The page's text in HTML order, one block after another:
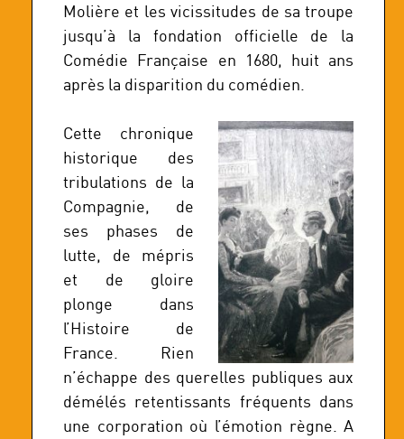
Molière et les vicissitudes de sa troupe
jusqu’à la fondation officielle de la
Comédie Française en 1680, huit ans
après la disparition du comédien.
Cette chronique
historique des
tribulations de la
Compagnie, de
ses phases de
lutte, de mépris
et de gloire
plonge dans
l’Histoire de
France. Rien
n’échappe des querelles publiques aux
démélés retentissants fréquents dans
une corporation où l’émotion règne. A